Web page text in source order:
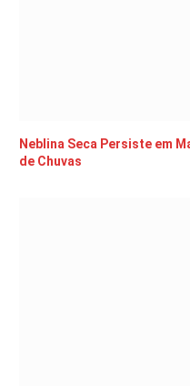
Neblina Seca Persiste em
de Chuvas